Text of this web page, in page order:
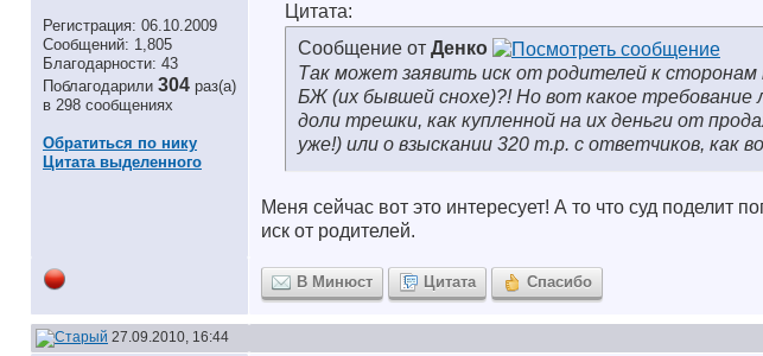
Регистрация: 06.10.2009
Сообщений: 1,805
Благодарности: 43
Поблагодарили 304 раз(а)
в 298 сообщениях
Обратиться по нику
Цитата выделенного
Цитата:
Сообщение от Денко
Так может заявить иск от родителей к сторонам
БЖ (их бывшей снохе)?! Но вот какое требование
доли трешки, как купленной на их деньги от
уже!) или о взыскании 320 т.р. с ответчиков, как
Меня сейчас вот это интересует! А то что суд поделит
иск от родителей.
В Минюст Цитата Спасибо
27.09.2010, 16:44